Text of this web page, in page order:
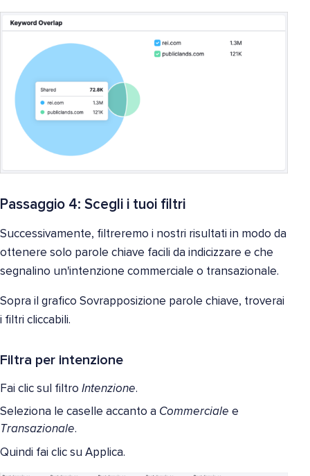
Passaggio 4: Scegli i tuoi filtri
Successivamente, filtreremo i nostri risultati in modo da
ottenere solo parole chiave facili da indicizzare e che
segnalino un'intenzione commerciale o transazionale.
Sopra il grafico Sovrapposizione parole chiave, troverai
i filtri cliccabili.
Filtra per intenzione
Fai clic sul filtro Intenzione.
Seleziona le caselle accanto a Commerciale e
Transazionale.
Quindi fai clic su Applica.